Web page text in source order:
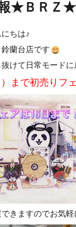
★ＢＲＺ★
ちは♪
蘭台店です
けて日常モード
まで初売りフ
きますのでお気